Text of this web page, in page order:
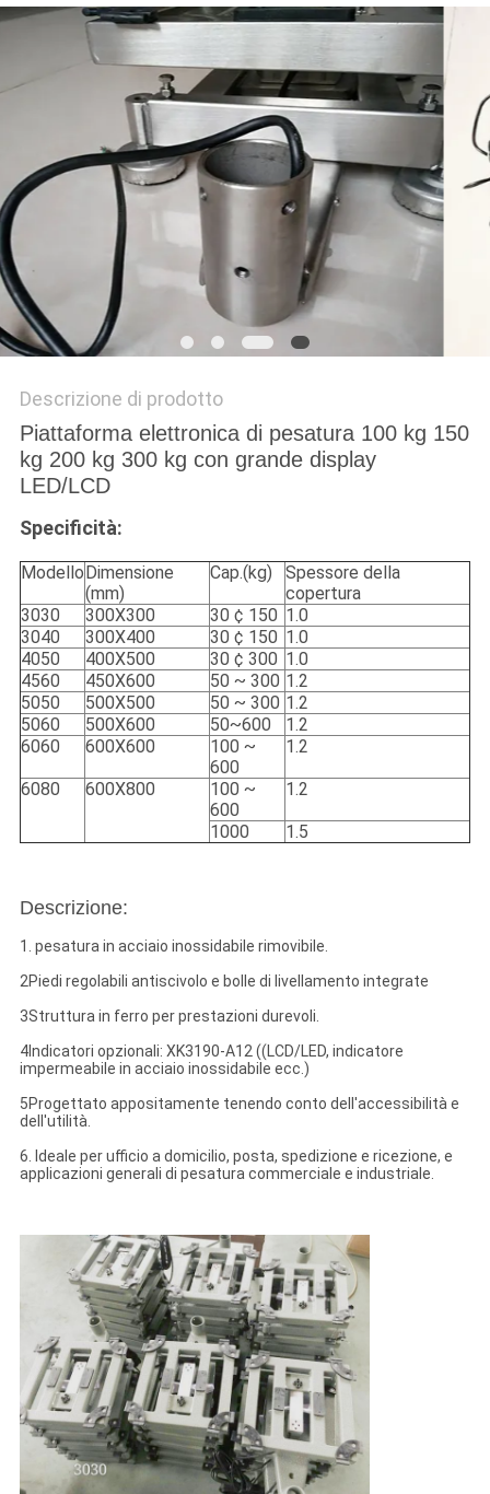
MAPPA
DEL
PRIVACY
POLICY
Descrizione di prodotto
Piattaforma elettronica di pesatura 100 kg 150
kg 200 kg 300 kg con grande display
LED/LCD
Specificità:
Modello Dimensione
(mm)
Cap.(kg)
Spessore della
copertura
3030
300X300 30 ¢ 150 1.0
3040
300X400 30 ¢ 150 1.0
4050
400X500 30 ¢ 300 1.0
4560
450X600 50 ~ 300 1.2
5050
500X500 50 ~ 300 1.2
5060
500X600 50~600
1.2
6060
600X600
100 ~
600
1.2
6080 600X800
100 ~
600
1.2
1000 1.5
Descrizione:
1. pesatura in acciaio inossidabile rimovibile.
2Piedi regolabili antiscivolo e bolle di livellamento integrate
3Struttura in ferro per prestazioni durevoli.
4Indicatori opzionali: XK3190-A12 ((LCD/LED, indicatore
impermeabile in acciaio inossidabile ecc.)
5Progettato appositamente tenendo conto dell'accessibilità e
dell'utilità.
6. Ideale per ufficio a domicilio, posta, spedizione e ricezione, e
applicazioni generali di pesatura commerciale e industriale.